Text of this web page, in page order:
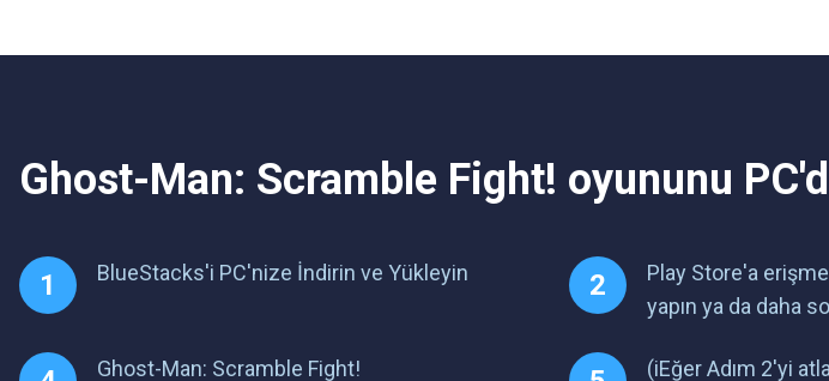
Ghost-Man: Scramble Fight! oyununu
BlueStacks'i PC'nize İndirin ve Yükleyin
Play Store'a
yapın ya da daha
Ghost-Man: Scramble Fight!
(iEğer Adım 2'yi